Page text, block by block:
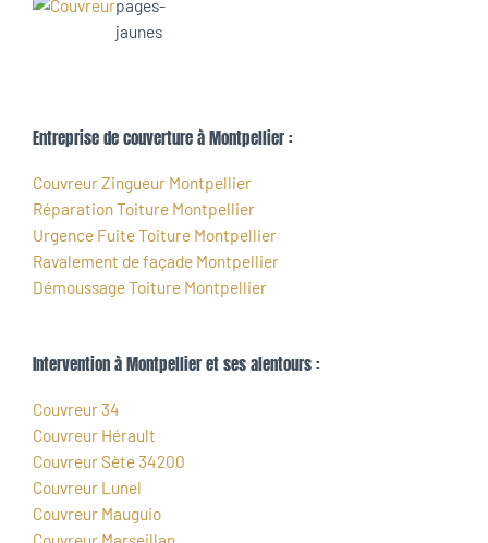
Entreprise de couverture à Montpellier :
Couvreur Zingueur Montpellier
Réparation Toiture Montpellier
Urgence Fuite Toiture Montpellier
Ravalement de façade Montpellier
Démoussage Toiture Montpellier
Intervention à Montpellier et ses alentours :
Couvreur 34
Couvreur Hérault
Couvreur Sète 34200
Couvreur Lunel
Couvreur Mauguio